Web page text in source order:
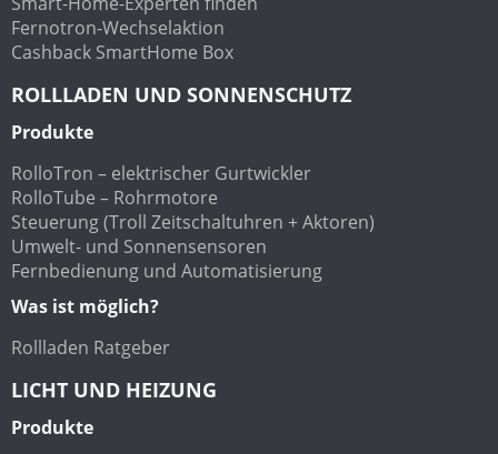
Fernotron-Wechselaktion
Cashback SmartHome Box
ROLLLADEN UND SONNENSCHUTZ
Produkte
RolloTron – elektrischer Gurtwickler
RolloTube – Rohrmotore
Steuerung (Troll Zeitschaltuhren + Aktoren)
Umwelt- und Sonnensensoren
Fernbedienung und Automatisierung
Was ist möglich?
Rollladen Ratgeber
LICHT UND HEIZUNG
Produkte